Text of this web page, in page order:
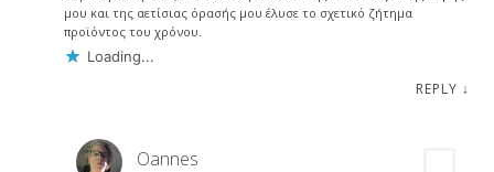
μου και της αετίσιας όρασής μου έλυσε το σχετικό ζήτημα
προϊόντος του χρόνου.
Loading...
REPLY ↓
Oannes